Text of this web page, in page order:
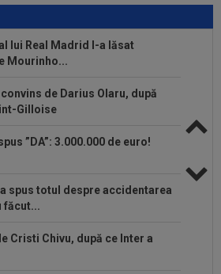
în minutul 20...
lui Real Madrid l-a lăsat
Mourinho...
de Darius Olaru, după
Gilloise
”DA”: 3.000.000 de euro!
spus totul despre accidentarea
făcut...
Cristi Chivu, după ce Inter a